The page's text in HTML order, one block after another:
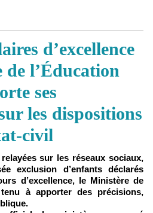
d’excellence
l’Éducation
ses
les dispositions
civil
sur les réseaux sociaux,
exclusion d’enfants déclarés
d’excellence, le Ministère de
à apporter des précisions,